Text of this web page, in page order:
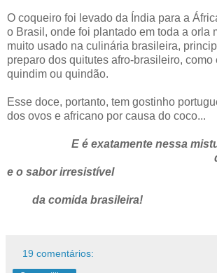
O coqueiro foi levado da Índia para a
o Brasil, onde foi plantado em toda a orla
muito usado na culinária brasileira,
preparo dos quitutes afro-brasileiro, como
quindim ou quindão.
Esse doce, portanto, tem gostinho
dos ovos e africano por causa do coco...
E é exatamente nessa
que está a
e o sabor irresistível
da comida brasileira!
19 comentários: